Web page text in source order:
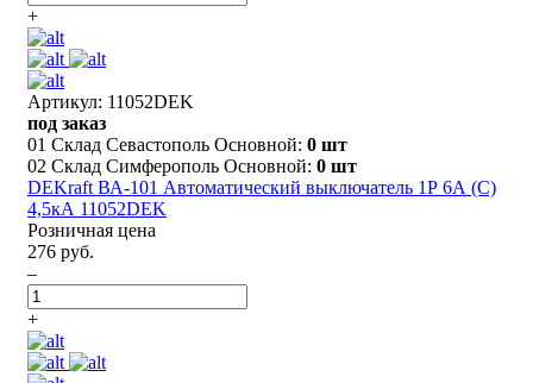
+
Артикул: 11052DEK
под заказ
01 Склад Севастополь Основной: 0 шт
02 Склад Симферополь Основной: 0 шт
DEKraft ВА-101 Автоматический выключатель 1Р 6А (C)
4,5кА 11052DEK
Розничная цена
276 руб.
–
+